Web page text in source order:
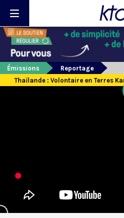
Émissions
Reportage
Thaïlande : Volontaire en Terres